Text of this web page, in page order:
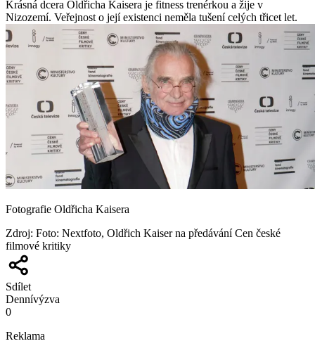
Krásná dcera Oldřicha Kaisera je fitness trenérkou a žije v
Nizozemí. Veřejnost o její existenci neměla tušení celých třicet let.
Fotografie Oldřicha Kaisera
Zdroj: Foto: Nextfoto, Oldřich Kaiser na předávání Cen české
filmové kritiky
Sdílet
Dennívýzva
0
Reklama